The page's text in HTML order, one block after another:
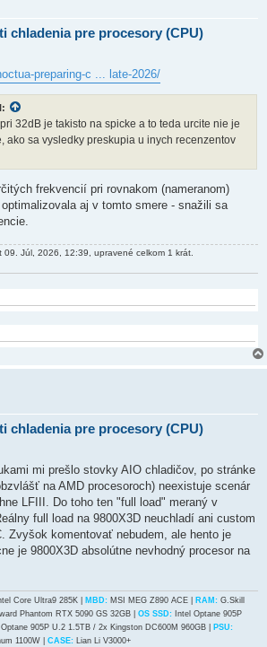
chladenia pre procesory (CPU)
preparing-c ... late-2026/
32dB je takisto na spicke a to teda urcite nie je
ako sa vysledky preskupia u inych recenzentov
frekvencií pri rovnakom (nameranom)
aj v tomto smere - snažili sa
09. Júl, 2026, 12:39, upravené celkom 1 krát.
chladenia pre procesory (CPU)
mi prešlo stovky AIO chladičov, po stránke
na AMD procesoroch) neexistuje scenár
LFIII. Do toho ten "full load" meraný v
full load na 9800X3D neuchladí ani custom
Zvyšok komentovať nebudem, ale hento je
je 9800X3D absolútne nevhodný procesor na
Core Ultra9 285K | MBD: MSI MEG Z890 ACE | RAM: G.Skill
Phantom RTX 5090 GS 32GB | OS SSD: Intel Optane 905P
905P U.2 1.5TB / 2x Kingston DC600M 960GB |
PSU:
1100W | CASE: Lian Li V3000+